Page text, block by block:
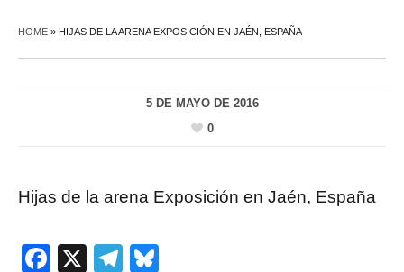
HOME » HIJAS DE LA ARENA EXPOSICIÓN EN JAÉN, ESPAÑA
5 DE MAYO DE 2016
0
Hijas de la arena Exposición en Jaén, España
Facebook
X Telegram